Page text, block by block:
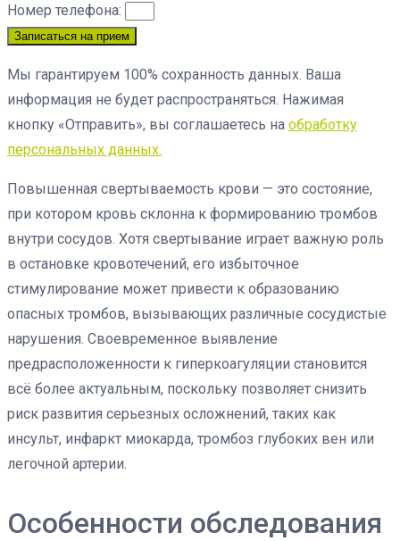
Номер телефона:
Записаться на прием
Мы гарантируем 100% сохранность данных. Ваша
информация не будет распространяться. Нажимая
кнопку «Отправить», вы соглашаетесь на обработку
персональных данных.
Повышенная свертываемость крови — это состояние,
при котором кровь склонна к формированию тромбов
внутри сосудов. Хотя свертывание играет важную роль
в остановке кровотечений, его избыточное
стимулирование может привести к образованию
опасных тромбов, вызывающих различные сосудистые
нарушения. Своевременное выявление
предрасположенности к гиперкоагуляции становится
всё более актуальным, поскольку позволяет снизить
риск развития серьезных осложнений, таких как
инсульт, инфаркт миокарда, тромбоз глубоких вен или
легочной артерии.
Особенности обследования